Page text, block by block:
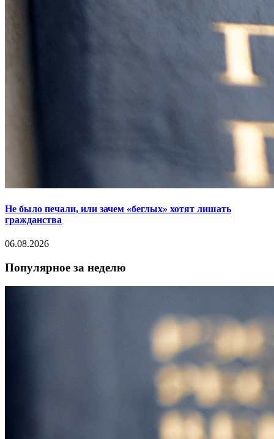
Не было печали, или зачем «беглых» хотят лишать
гражданства
06.08.2026
Популярное за неделю